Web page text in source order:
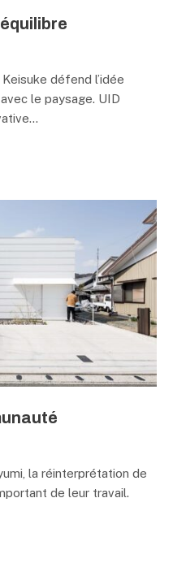
défend l’idée
le paysage. UID
la réinterprétation de
de leur travail.